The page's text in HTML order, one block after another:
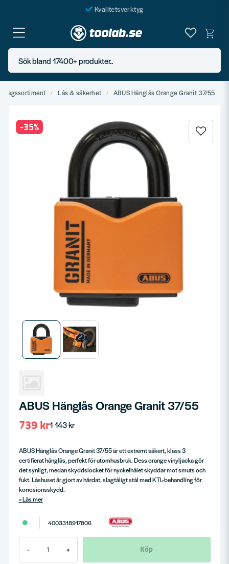
Kvalitetsverktyg
Fraktfritt över 999 SEK*
En järnhandel för alla
Butik i Göteborg
Sök bland 17400+ produkter..
Lås & säkerhet ABUS Hänglås Orange Granit 37/55
-35%
ABUS Hänglås Orange Granit 37/55
1 143 kr
739 kr
ABUS Hänglås Orange Granit 37/55 är ett extremt säkert, klass 3
certifierat hänglås, perfekt för utomhusbruk. Dess orange vinyljacka gör
det synligt, medan skyddslocket för nyckelhålet skyddar mot smuts och
fukt. Låshuset är gjort av härdat, slagtåligt stål med KTL-behandling för
korrosionsskydd.
Läs mer
4003318917806
- + Köp